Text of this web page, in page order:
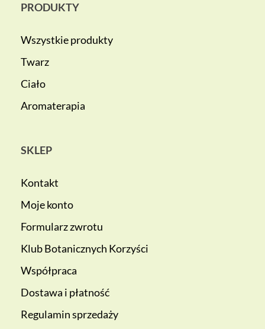
PRODUKTY
Wszystkie produkty
Twarz
Ciało
Aromaterapia
SKLEP
Kontakt
Moje konto
Formularz zwrotu
Klub Botanicznych Korzyści
Współpraca
Dostawa i płatność
Regulamin sprzedaży